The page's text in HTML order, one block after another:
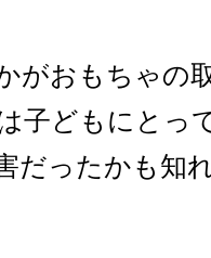
がおもちゃの
子どもにとっ
だったかも知